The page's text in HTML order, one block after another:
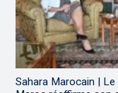
Sahara Marocain | Le